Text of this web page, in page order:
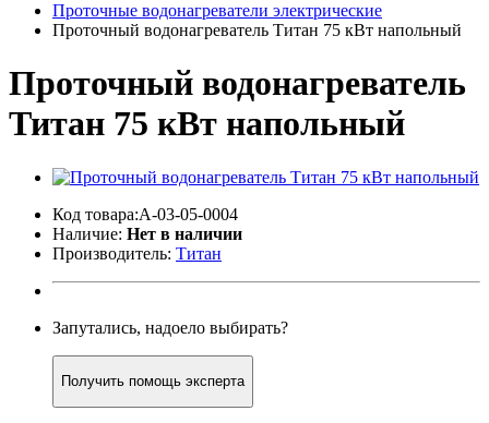
Проточные водонагреватели электрические
Проточный водонагреватель Титан 75 кВт напольный
Проточный водонагреватель
Титан 75 кВт напольный
Код товара:A-03-05-0004
Наличие: Нет в наличии
Производитель: Титан
Запутались, надоело выбирать?
Получить помощь эксперта